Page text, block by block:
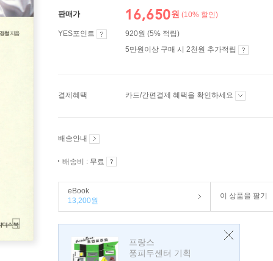
판매가 16,650원 (10% 할인)
YES포인트
920원 (5% 적립)
5만원이상 구매 시 2천원 추가적립
결제혜택 카드/간편결제 혜택을 확인하세요
배송안내
배송비 : 무료
eBook
13,200원
이 상품을 팔기
프랑스
퐁피두센터 기획